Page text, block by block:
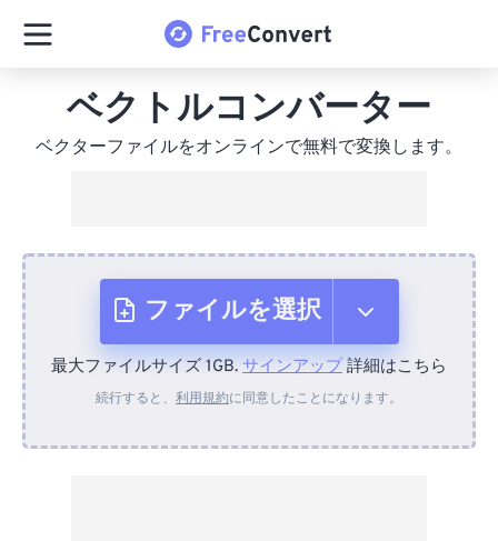
ベクトルコンバーター
ベクターファイルをオンラインで無料で変換します。
ファイルを選択
デバイスから
最大ファイルサイズ 1GB. サインアップ詳細はこちら
続行すると、 利用規約に同意したことになります。